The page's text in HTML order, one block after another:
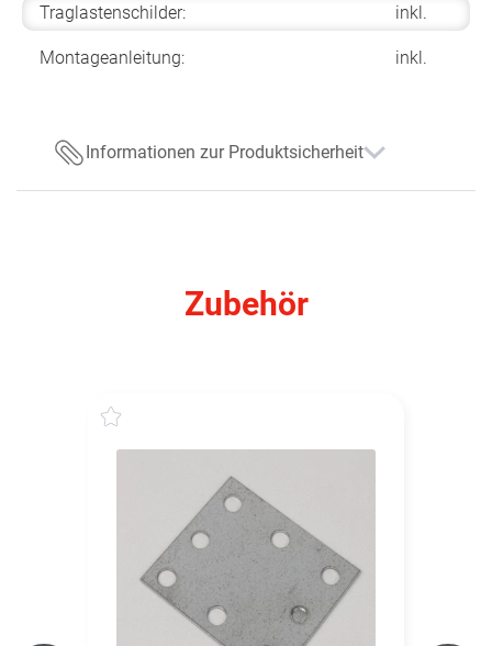
Traglastenschilder: inkl.
Montageanleitung: inkl.
Informationen zur Produktsicherheit
Zubehör